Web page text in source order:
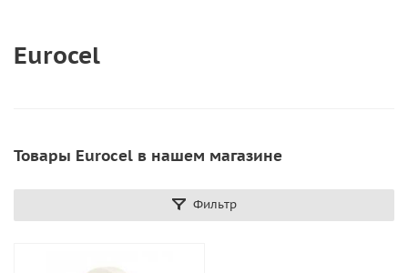
Eurocel
Товары Eurocel в нашем магазине
Фильтр